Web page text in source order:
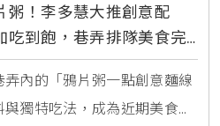
粥！李多慧大推創意配
吃到飽，巷弄排隊美食完
內的「鴉片粥一點創意麵線
獨特吃法，成為近期美食圈